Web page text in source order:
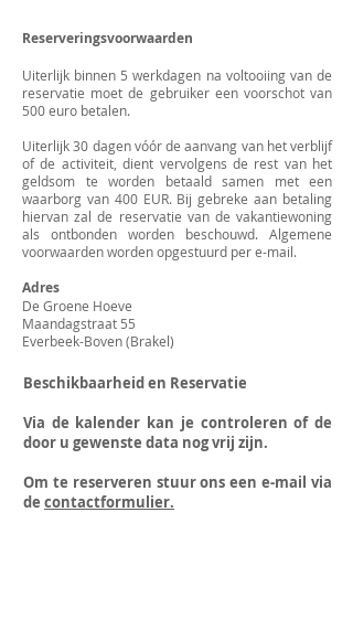
Reserveringsvoorwaarden
Uiterlijk binnen 5 werkdagen na voltooiing van de
reservatie moet de gebruiker een voorschot van
500 euro betalen.
Uiterlijk 30 dagen vóór de aanvang van het verblijf
of de activiteit, dient vervolgens de rest van het
geldsom te worden betaald samen met een
waarborg van 400 EUR. Bij gebreke aan betaling
hiervan zal de reservatie van de vakantiewoning
als ontbonden worden beschouwd. Algemene
voorwaarden worden opgestuurd per e-mail.
Adres
De Groene Hoeve
Maandagstraat 55
Everbeek-Boven (Brakel)
Beschikbaarheid en Reservatie
Via de kalender kan je controleren of de
door u gewenste data nog vrij zijn.
Om te reserveren stuur ons een e-mail via
de contactformulier.